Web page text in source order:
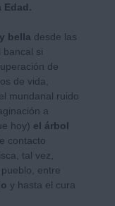
Edad.
bella desde las
bancal si
de
de vida,
mundanal ruido
a
hoy) el árbol
contacto
tal vez,
entre
y hasta el cura